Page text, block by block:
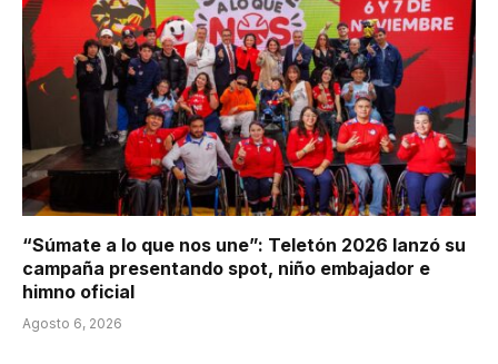
“Súmate a lo que nos une”: Teletón 2026 lanzó su
campaña presentando spot, niño embajador e
himno oficial
Agosto 6, 2026